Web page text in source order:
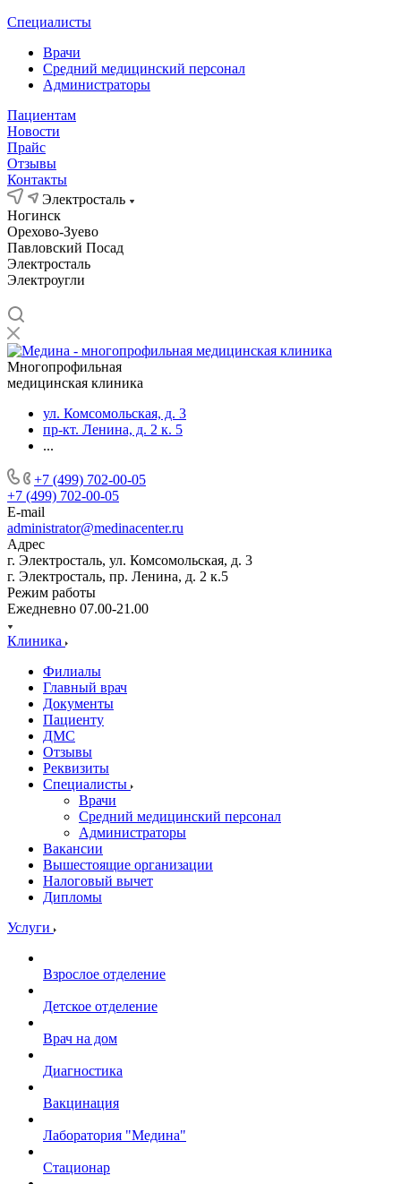
Специалисты
Врачи
Средний медицинский персонал
Администраторы
Пациентам
Новости
Прайс
Отзывы
Контакты
Электросталь
Ногинск
Орехово-Зуево
Павловский Посад
Электросталь
Электроугли
Многопрофильная
медицинская клиника
ул. Комсомольская, д. 3
пр-кт. Ленина, д. 2 к. 5
...
+7 (499) 702-00-05
+7 (499) 702-00-05
E-mail
administrator@medinacenter.ru
Адрес
г. Электросталь, ул. Комсомольская, д. 3
г. Электросталь, пр. Ленина, д. 2 к.5
Режим работы
Ежедневно 07.00-21.00
Клиника
Филиалы
Главный врач
Документы
Пациенту
ДМС
Отзывы
Реквизиты
Специалисты
Врачи
Средний медицинский персонал
Администраторы
Вакансии
Вышестоящие организации
Налоговый вычет
Дипломы
Услуги
Взрослое отделение
Детское отделение
Врач на дом
Диагностика
Вакцинация
Лаборатория "Медина"
Стационар